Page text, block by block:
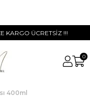
KARGO ÜCRETSİZ !!!
0
400ml